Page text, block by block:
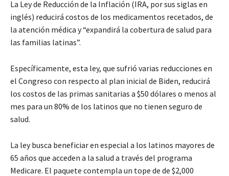
La Ley de Reducción de la Inflación (IRA, por sus siglas en
inglés) reducirá costos de los medicamentos recetados, de
la atención médica y “expandirá la cobertura de salud para
las familias latinas”.
Específicamente, esta ley, que sufrió varias reducciones en
el Congreso con respecto al plan inicial de Biden, reducirá
los costos de las primas sanitarias a $50 dólares o menos al
mes para un 80% de los latinos que no tienen seguro de
salud.
La ley busca beneficiar en especial a los latinos mayores de
65 años que acceden a la salud a través del programa
Medicare. El paquete contempla un tope de de $2,000